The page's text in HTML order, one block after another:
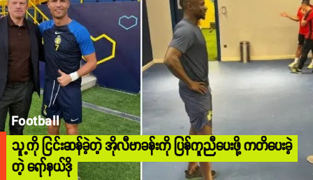
Football
သူ့ကို ငြင်းဆန်ခဲ့တဲ့ အိုလီဗာခန်းကို ပြန်ကူညီပေးဖို့ ကတိပေးခဲ့
တဲ့ ရော်နယ်ဒို